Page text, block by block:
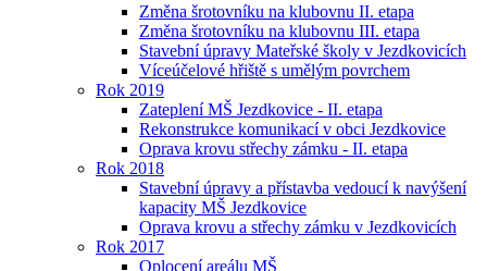
Změna šrotovníku na klubovnu II. etapa
Změna šrotovníku na klubovnu III. etapa
Stavební úpravy Mateřské školy v Jezdkovicích
Víceúčelové hřiště s umělým povrchem
Rok 2019
Zateplení MŠ Jezdkovice - II. etapa
Rekonstrukce komunikací v obci Jezdkovice
Oprava krovu střechy zámku - II. etapa
Rok 2018
Stavební úpravy a přístavba vedoucí k navýšení
kapacity MŠ Jezdkovice
Oprava krovu a střechy zámku v Jezdkovicích
Rok 2017
Oplocení areálu MŠ